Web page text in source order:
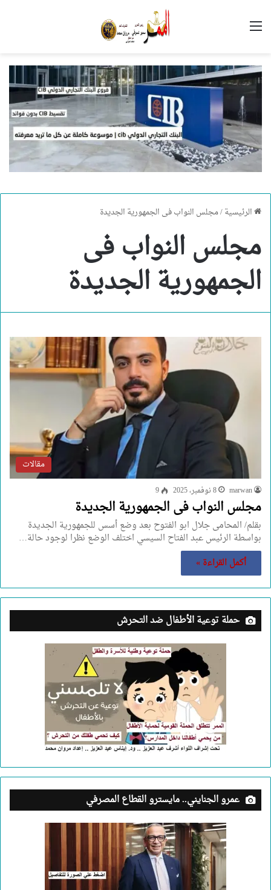
القائمة
الرئيسية/مجلس النواب فى الجمهورية الجديدة
مجلس النواب فى
الجمهورية الجديدة
مقالات
marwan 8 نوفمبر، 2025 9
مجلس النواب فى الجمهورية الجديدة
بقلم/ المحامى جلال ابو الفتوح بعد وضع أسس للجمهورية الجديدة
بواسطة الرئيس عبد الفتاح السيسي اختلف الوضع نظرا لوجود حالة…
أكمل القراءة »
حملة توعية الأطفال ضد التحرش
عمرو الجنايني.. مايسترو القطاع المصرفي